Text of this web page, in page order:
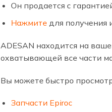
Он продается с
Нажмите для получения
ADESAN находится на
охватывающей все части
Вы можете быстро
Запчасти Epiroc